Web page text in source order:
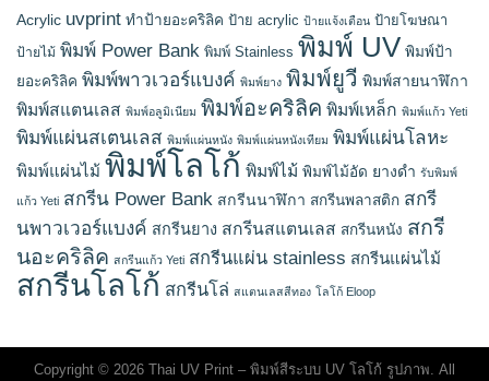
Acrylic uvprint ทำป้ายอะคริลิค ป้าย acrylic ป้ายแจ้งเตือน ป้ายโฆษณา
ป้ายไม้ พิมพ์ Power Bank พิมพ์ Stainless พิมพ์ UV พิมพ์ป้า
ยอะคริลิค พิมพ์พาวเวอร์แบงค์ พิมพ์ยาง พิมพ์ยูวี พิมพ์สายนาฬิกา
พิมพ์สแตนเลส พิมพ์อลูมิเนียม พิมพ์อะคริลิค พิมพ์เหล็ก พิมพ์แก้ว Yeti
พิมพ์แผ่นสเตนเลส พิมพ์แผ่นหนัง พิมพ์แผ่นหนังเทียม พิมพ์แผ่นโลหะ
พิมพ์แผ่นไม้ พิมพ์โลโก้ พิมพ์ไม้ พิมพ์ไม้อัด ยางดำ รับพิมพ์
แก้ว Yeti สกรีน Power Bank สกรีนนาฬิกา สกรีนพลาสติก สกรี
นพาวเวอร์แบงค์ สกรีนยาง สกรีนสแตนเลส สกรีนหนัง สกรี
นอะคริลิค สกรีนแก้ว Yeti สกรีนแผ่น stainless สกรีนแผ่นไม้
สกรีนโลโก้ สกรีนโล่ สแตนเลสสีทอง โลโก้ Eloop
Copyright © 2026 Thai UV Print – พิมพ์สีระบบ UV โลโก้ รูปภาพ. All